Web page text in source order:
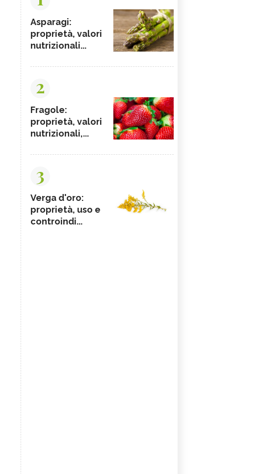
Asparagi:
proprietà, valori
nutrizionali...
2
Fragole:
proprietà, valori
nutrizionali,...
3
Verga d'oro:
proprietà, uso e
controindi...